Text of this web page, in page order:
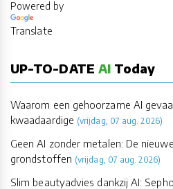
Powered by
Translate
UP-TO-DATE AI Today
Waarom een gehoorzame AI
kwaadaardige (vrijdag, 07 aug. 2026)
Geen AI zonder metalen: De
grondstoffen (vrijdag, 07 aug. 2026)
Slim beautyadvies dankzij AI: